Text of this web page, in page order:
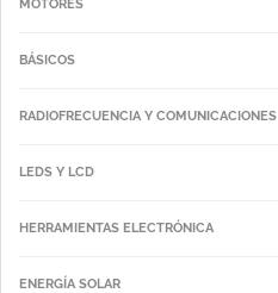
MOTORES
BÁSICOS
RADIOFRECUENCIA Y COMUNICACIONES
LEDS Y LCD
HERRAMIENTAS ELECTRÓNICA
ENERGÍA SOLAR